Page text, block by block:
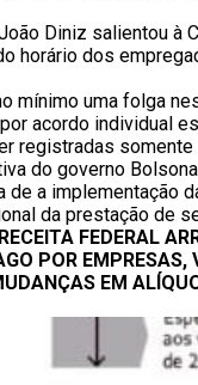
Diniz salientou
horário dos
uma folga
acordo individual
registradas
do governo
a
da prestação de
FEDERAL
POR
EM